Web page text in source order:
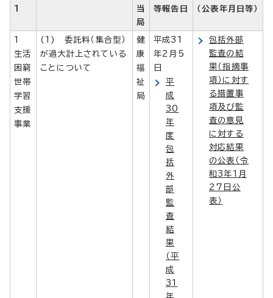
1
当
局
等報告日
（公表年月日等）
1
生活
困窮
世帯
学習
支援
事業
(1) 委託料（集合型）
が過大計上されている
ことについて
健
康
福
祉
局
平成31
年2月5
日
平
成
30
年
度
包
括
外
部
監
査
結
果
（平
成
31
年
包括外部
監査の結
果（指摘事
項）に対す
る措置事
項及び監
査の意見
に対する
対応結果
の公表（令
和3年1月
27日公
表）